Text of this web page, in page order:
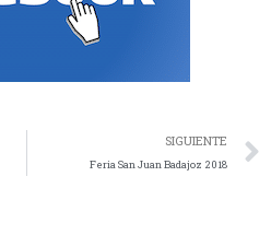
SIGUIENTE
Feria San Juan Badajoz 2018